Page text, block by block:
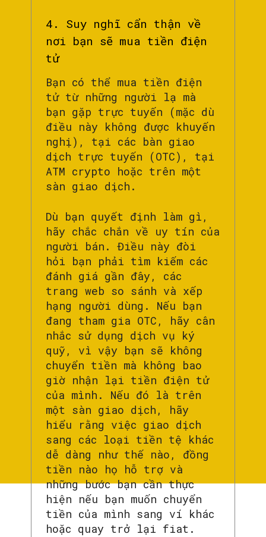
4. Suy nghĩ cẩn thận về
nơi bạn sẽ mua tiền điện
tử
Bạn có thể mua tiền điện
tử từ những người lạ mà
bạn gặp trực tuyến (mặc dù
điều này không được khuyến
nghị), tại các bàn giao
dịch trực tuyến (OTC), tại
ATM crypto hoặc trên một
sàn giao dịch.
Dù bạn quyết định làm gì,
hãy chắc chắn về uy tín của
người bán. Điều này đòi
hỏi bạn phải tìm kiếm các
đánh giá gần đây, các
trang web so sánh và xếp
hạng người dùng. Nếu bạn
đang tham gia OTC, hãy cân
nhắc sử dụng dịch vụ ký
quỹ, vì vậy bạn sẽ không
chuyển tiền mà không bao
giờ nhận lại tiền điện tử
của mình. Nếu đó là trên
một sàn giao dịch, hãy
hiểu rằng việc giao dịch
sang các loại tiền tệ khác
dễ dàng như thế nào, đồng
tiền nào họ hỗ trợ và
những bước bạn cần thực
hiện nếu bạn muốn chuyển
tiền của mình sang ví khác
hoặc quay trở lại fiat.